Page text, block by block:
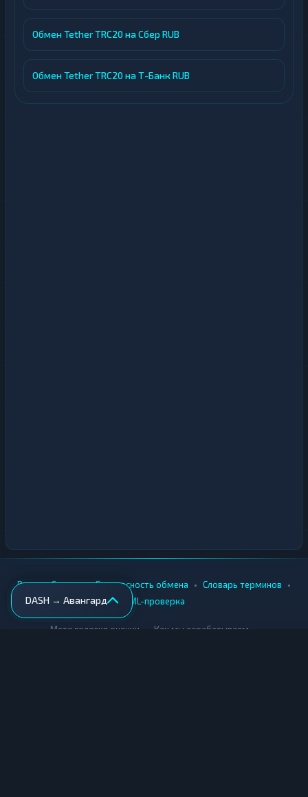
Обмен Tether TRC20 на Сбер RUB
Обмен Tether TRC20 на Т-Банк RUB
DASH → Авангард
Вики • Города • Безопасность обмена • Словарь терминов •
AML-проверка
Методология оценки Как мы зарабатываем